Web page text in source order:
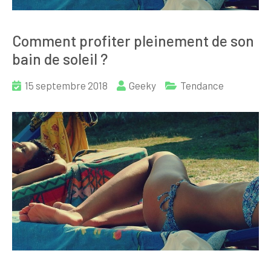
Comment profiter pleinement de son
bain de soleil ?
15 septembre 2018 Geeky Tendance